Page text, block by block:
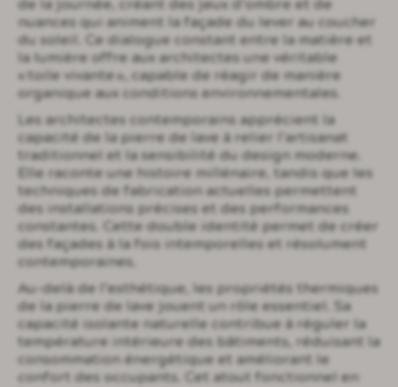
de la journée, créant des jeux d’ombre et de
nuances qui animent la façade du lever au coucher
du soleil. Ce dialogue constant entre la matière et
la lumière offre aux architectes une véritable
« toile vivante », capable de réagir de manière
organique aux conditions environnementales.
Les architectes contemporains apprécient la
capacité de la pierre de lave à relier l’artisanat
traditionnel et la sensibilité du design moderne.
Elle raconte une histoire millénaire, tandis que les
techniques de fabrication actuelles permettent
des installations précises et des performances
constantes. Cette double identité permet de créer
des façades à la fois intemporelles et résolument
contemporaines.
Au-delà de l’esthétique, les propriétés thermiques
de la pierre de lave jouent un rôle essentiel. Sa
capacité isolante naturelle contribue à réguler la
température intérieure des bâtiments, réduisant la
consommation énergétique et améliorant le
confort des occupants. Cet atout fonctionnel en